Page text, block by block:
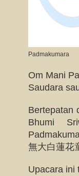
Padmakumara
Om Mani
Saudara
Bertepatan
Bhumi
無大白蓮花
Upacara ini